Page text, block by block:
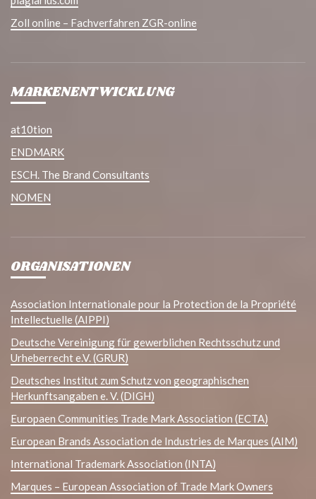
Zoll online – Fachverfahren ZGR-online
MARKENENTWICKLUNG
at10tion
ENDMARK
ESCH. The Brand Consultants
NOMEN
ORGANISATIONEN
Association Internationale pour la Protection de la Propriété
Intellectuelle (AIPPI)
Deutsche Vereinigung für gewerblichen Rechtsschutz und
Urheberrecht e.V. (GRUR)
Deutsches Institut zum Schutz von geographischen
Herkunftsangaben e. V. (DIGH)
Europaen Communities Trade Mark Association (ECTA)
European Brands Association de Industries de Marques (AIM)
International Trademark Association (INTA)
Marques – European Association of Trade Mark Owners